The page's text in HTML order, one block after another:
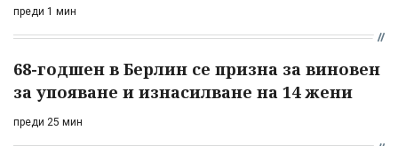
преди 1 мин
68-годшен в Берлин се призна за виновен
за упояване и изнасилване на 14 жени
преди 25 мин